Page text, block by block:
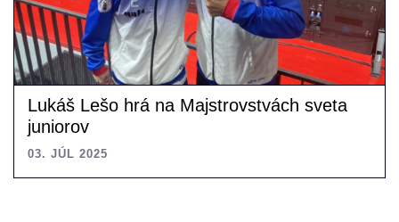
Lukáš Lešo hrá na Majstrovstvách sveta
juniorov
03. JÚL 2025